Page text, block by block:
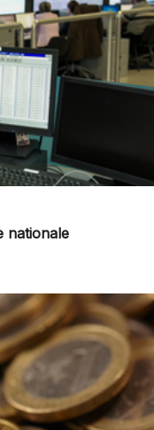
nationale